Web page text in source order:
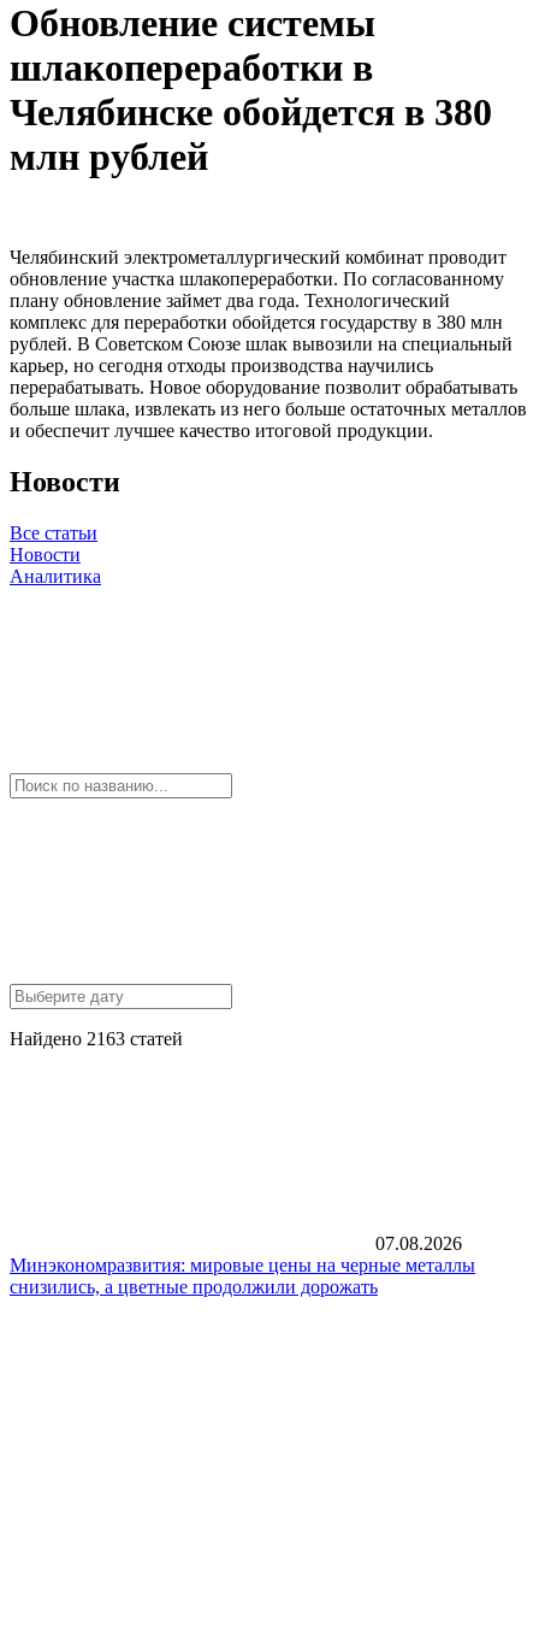
Обновление системы
шлакопереработки в
Челябинске обойдется в 380
млн рублей
Челябинский электрометаллургический комбинат проводит
обновление участка шлакопереработки. По согласованному
плану обновление займет два года. Технологический
комплекс для переработки обойдется государству в 380 млн
рублей. В Советском Союзе шлак вывозили на специальный
карьер, но сегодня отходы производства научились
перерабатывать. Новое оборудование позволит обрабатывать
больше шлака, извлекать из него больше остаточных металлов
и обеспечит лучшее качество итоговой продукции.
Новости
Все статьи
Новости
Аналитика
Найдено 2163 статей
07.08.2026
Минэкономразвития: мировые цены на черные металлы
снизились, а цветные продолжили дорожать